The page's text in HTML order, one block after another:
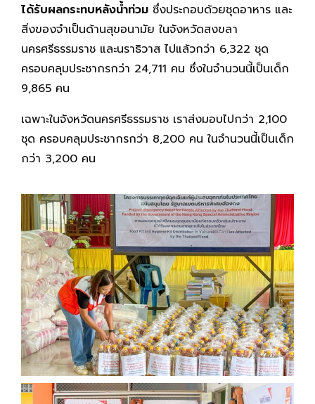
ได้รับผลกระทบหลังน้ำท่วม ซึ่งประกอบด้วยชุดอาหาร และ
สิ่งของจำเป็นด้านสุขอนามัย ในจังหวัดสงขลา
นครศรีธรรมราช และนราธิวาส ไปแล้วกว่า 6,322 ชุด
ครอบคลุมประชากรกว่า 24,711 คน ซึ่งในจำนวนนี้เป็นเด็ก
9,865 คน
เฉพาะในจังหวัดนครศรีธรรมราช เราส่งมอบไปกว่า 2,100
ชุด ครอบคลุมประชากรกว่า 8,200 คน ในจำนวนนี้เป็นเด็ก
กว่า 3,200 คน